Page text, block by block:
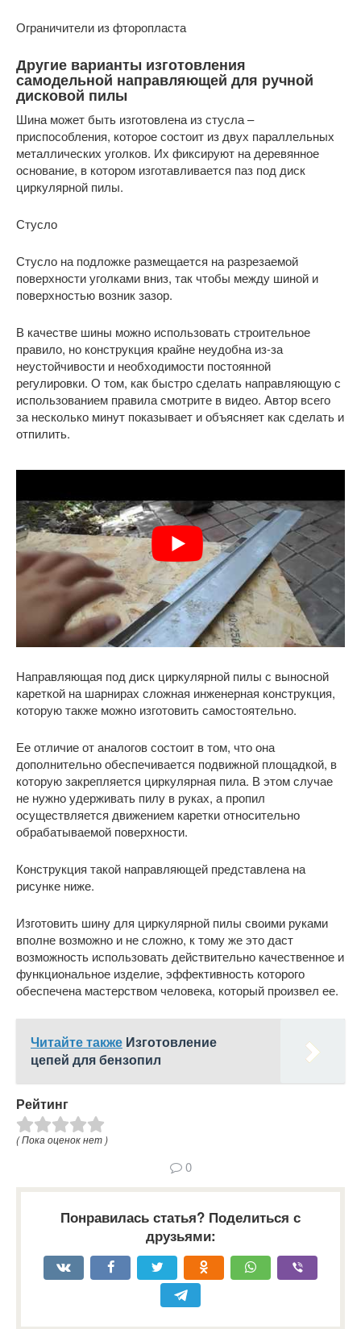
Ограничители из фторопласта
Другие варианты изготовления
самодельной направляющей для ручной
дисковой пилы
Шина может быть изготовлена из стусла –
приспособления, которое состоит из двух параллельных
металлических уголков. Их фиксируют на деревянное
основание, в котором изготавливается паз под диск
циркулярной пилы.
Стусло
Стусло на подложке размещается на разрезаемой
поверхности уголками вниз, так чтобы между шиной и
поверхностью возник зазор.
В качестве шины можно использовать строительное
правило, но конструкция крайне неудобна из-за
неустойчивости и необходимости постоянной
регулировки. О том, как быстро сделать направляющую с
использованием правила смотрите в видео. Автор всего
за несколько минут показывает и объясняет как сделать и
отпилить.
Направляющая под диск циркулярной пилы с выносной
кареткой на шарнирах сложная инженерная конструкция,
которую также можно изготовить самостоятельно.
Ее отличие от аналогов состоит в том, что она
дополнительно обеспечивается подвижной площадкой, в
которую закрепляется циркулярная пила. В этом случае
не нужно удерживать пилу в руках, а пропил
осуществляется движением каретки относительно
обрабатываемой поверхности.
Конструкция такой направляющей представлена на
рисунке ниже.
Изготовить шину для циркулярной пилы своими руками
вполне возможно и не сложно, к тому же это даст
возможность использовать действительно качественное и
функциональное изделие, эффективность которого
обеспечена мастерством человека, который произвел ее.
Читайте также Изготовление
цепей для бензопил
Рейтинг
( Пока оценок нет )
0
Понравилась статья? Поделиться с
друзьями: